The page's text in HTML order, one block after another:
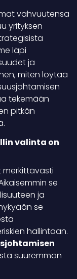
vahvuutensa
yrityksen
läpi
ja
miten löytää
tekemään
pitkän
valinta on
merkittävästi
se
ja
se
hallintaan.
suuremman